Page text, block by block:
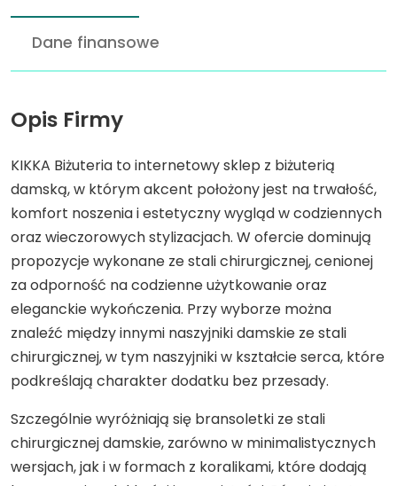
Dane finansowe
Opis Firmy
KIKKA Biżuteria to internetowy sklep z biżuterią
damską, w którym akcent położony jest na trwałość,
komfort noszenia i estetyczny wygląd w codziennych
oraz wieczorowych stylizacjach. W ofercie dominują
propozycje wykonane ze stali chirurgicznej, cenionej
za odporność na codzienne użytkowanie oraz
eleganckie wykończenia. Przy wyborze można
znaleźć między innymi naszyjniki damskie ze stali
chirurgicznej, w tym naszyjniki w kształcie serca, które
podkreślają charakter dodatku bez przesady.
Szczególnie wyróżniają się bransoletki ze stali
chirurgicznej damskie, zarówno w minimalistycznych
wersjach, jak i w formach z koralikami, które dodają